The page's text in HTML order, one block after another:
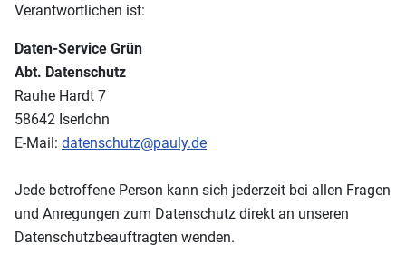
Verantwortlichen ist:
Daten-Service Grün
Abt. Datenschutz
Rauhe Hardt 7
58642 Iserlohn
E-Mail: datenschutz@pauly.de
Jede betroffene Person kann sich jederzeit bei allen Fragen
und Anregungen zum Datenschutz direkt an unseren
Datenschutzbeauftragten wenden.